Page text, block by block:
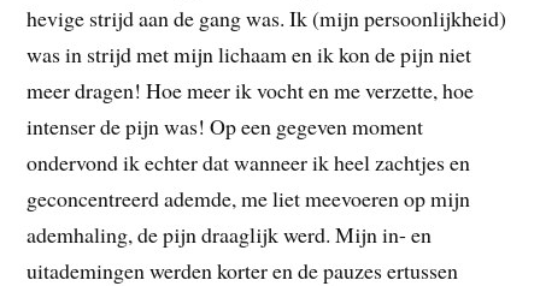
hevige strijd aan de gang was. Ik (mijn persoonlijkheid)
was in strijd met mijn lichaam en ik kon de pijn niet
meer dragen! Hoe meer ik vocht en me verzette, hoe
intenser de pijn was! Op een gegeven moment
ondervond ik echter dat wanneer ik heel zachtjes en
geconcentreerd ademde, me liet meevoeren op mijn
ademhaling, de pijn draaglijk werd. Mijn in- en
uitademingen werden korter en de pauzes ertussen